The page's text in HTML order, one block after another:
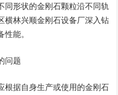
同形状的金刚石颗粒沿不同轨
横林兴顺金刚石设备厂深入钻
能。
问题
根据自身生产或使用的金刚石